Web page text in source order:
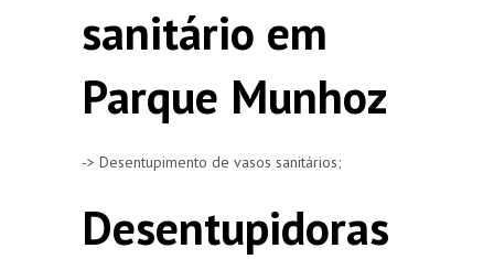
sanitário em
Parque Munhoz
-> Desentupimento de vasos sanitários;
Desentupidoras